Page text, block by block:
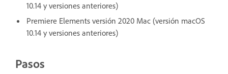
10.14 y versiones anteriores)
Premiere Elements versión 2020 Mac (versión macOS
10.14 y versiones anteriores)
Pasos